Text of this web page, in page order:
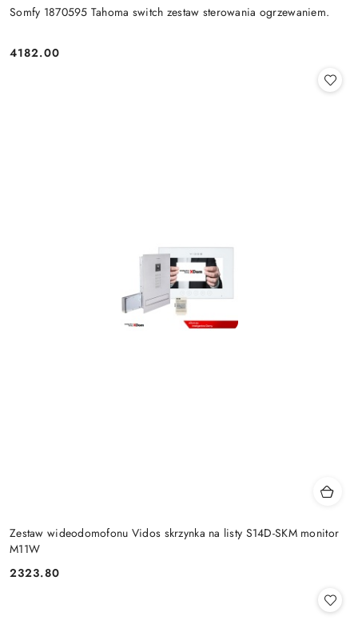
Somfy 1870595 Tahoma switch zestaw sterowania ogrzewaniem.
Cena:
4182.00
Zestaw wideodomofonu Vidos skrzynka na listy S14D-SKM monitor
M11W
Cena:
2323.80